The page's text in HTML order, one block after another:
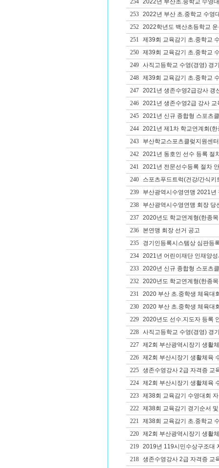
254
2022년 부산초.중학교 수영
253
2022년 부산 초.중학교 수영
252
2022학년도 백산초등학교
251
제39회 교육감기 초.중학교
250
제39회 교육감기 초.중학교
249
사직고등학교 수영(경영) 경
248
제39회 교육감기 초.중학교
247
2021년 생존수영2급강사 갱
246
2021년 생존수영2급 강사 교
245
2021년 신규 종합형 스포츠
244
2021년 제1차 학교연계회(
243
부산학교스포츠클렂지원센
242
2021년 동호인 선수 등록 절
241
2021년 전문선수등록 절차
240
스포츠푸드트럭(건강/간식키
239
부산광역시수영연맹 2021년
238
부산광역시수영연맹 회장 당
237
2020년도 학교연계형(한종
236
본연맹 회장 선거 공고
235
경기인등록시스템상 심판등
234
2021년 어린이재단 인재양
233
2020년 신규 종합형 스포츠
232
2020년도 학교연계형(한종
231
2020 부산 초.중학생 체육대
230
2020 부산 초.중학생 체육대
229
2020년도 선수.지도자 등록
228
사직고등학교 수영(경영) 경
227
제2회 부산광역시장기 생활
226
제2회 부산시장기 생활체육
225
생존수영강사 2급 자격증 교
224
제2회 부산시장기 생활체육
223
제38회 교육감기 수영대회
222
제38회 교육감기 경기순서
221
제38회 교육감기 초.중학교
220
제2회 부산광역시장기 생활
219
2019년 119시민수상구조대
218
생존수영강사 2급 자격증 교